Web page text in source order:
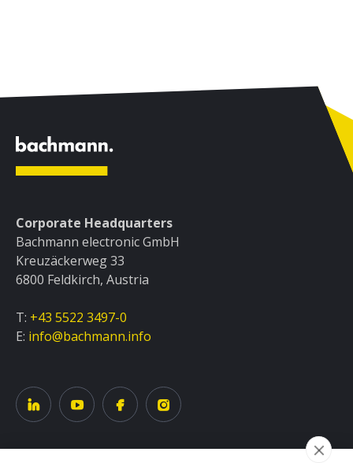
Corporate Headquarters
Bachmann electronic GmbH
Kreuzäckerweg 33
6800 Feldkirch, Austria
T: +43 5522 3497-0
E: info@bachmann.info